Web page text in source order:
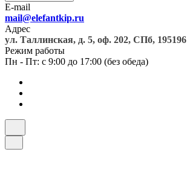
E-mail
mail@elefantkip.ru
Адрес
ул. Таллинская, д. 5, оф. 202, СПб, 195196
Режим работы
Пн - Пт: с 9:00 до 17:00 (без обеда)